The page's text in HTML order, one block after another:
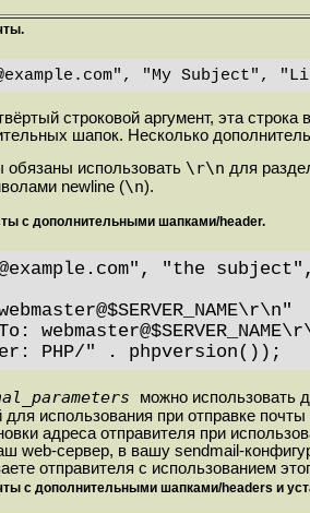
"My Subject",
строковой аргумент, эта
шапок. Несколько
обязаны использовать \r\n для
newline (\n).
с дополнительными шапками/header.
"the
PHP/" . phpversion());
можно использовать
для использования при отправке
адреса отправителя при
web-сервер, в вашу sendmail-
отправителя с использованием
с дополнительными шапками/headers и